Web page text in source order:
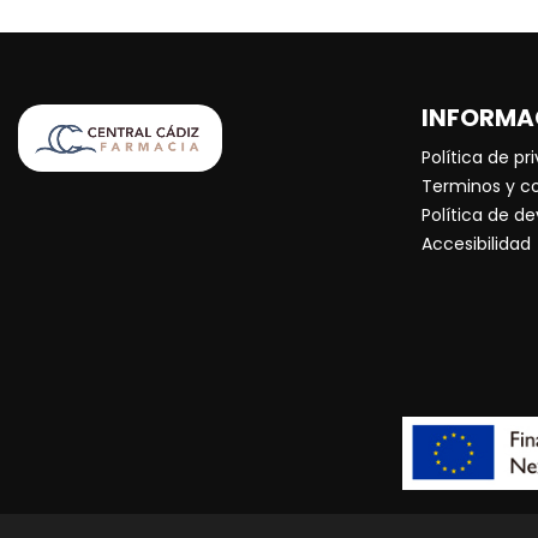
Política de
Terminos y
Política de
Accesibilidad